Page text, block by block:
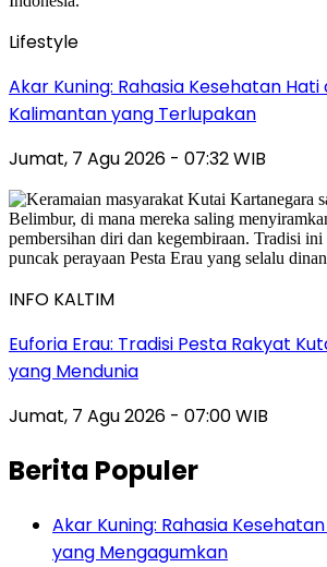
Lifestyle
Akar Kuning: Rahasia Kesehatan Hati
Kalimantan yang Terlupakan
Jumat, 7 Agu 2026 - 07:32 WIB
INFO KALTIM
Euforia Erau: Tradisi Pesta Rakyat
yang Mendunia
Jumat, 7 Agu 2026 - 07:00 WIB
Berita Populer
Akar Kuning: Rahasia
yang Mengagumkan